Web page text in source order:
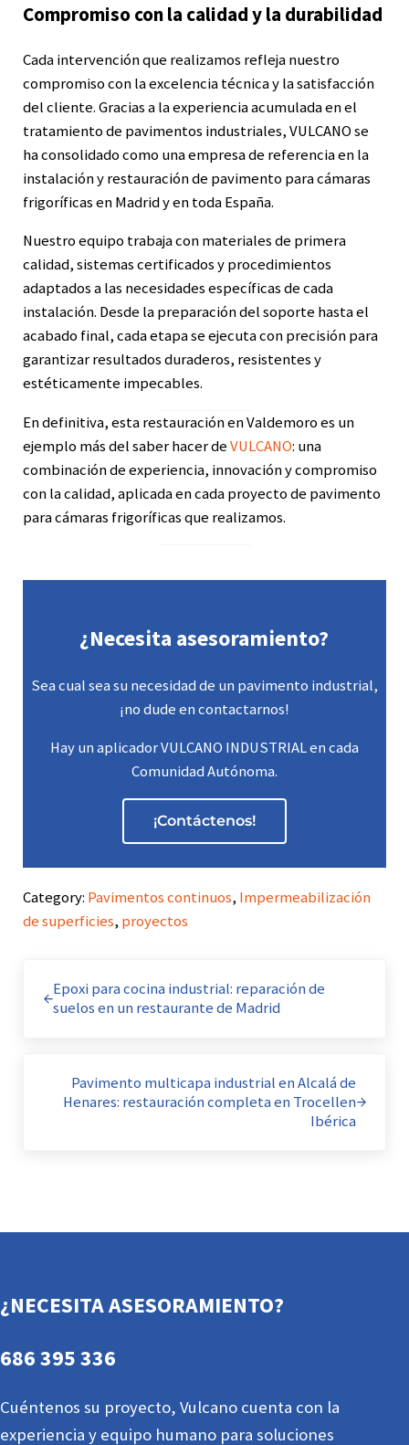
Compromiso con la calidad y la durabilidad
Cada intervención que realizamos refleja nuestro
compromiso con la excelencia técnica y la satisfacción
del cliente. Gracias a la experiencia acumulada en el
tratamiento de pavimentos industriales, VULCANO se
ha consolidado como una empresa de referencia en la
instalación y restauración de pavimento para cámaras
frigoríficas en Madrid y en toda España.
Nuestro equipo trabaja con materiales de primera
calidad, sistemas certificados y procedimientos
adaptados a las necesidades específicas de cada
instalación. Desde la preparación del soporte hasta el
acabado final, cada etapa se ejecuta con precisión para
garantizar resultados duraderos, resistentes y
estéticamente impecables.
En definitiva, esta restauración en Valdemoro es un
ejemplo más del saber hacer deVULCANO: una
combinación de experiencia, innovación y compromiso
con la calidad, aplicada en cada proyecto de pavimento
para cámaras frigoríficas que realizamos.
¿Necesita asesoramiento?
Sea cual sea su necesidad de un pavimento industrial,
¡no dude en contactarnos!
Hay un aplicador VULCANO INDUSTRIAL en cada
Comunidad Autónoma.
¡Contáctenos!
Category: Pavimentos continuos, Impermeabilización
de superficies, proyectos
Epoxi para cocina industrial: reparación de
suelos en un restaurante de Madrid
Pavimento multicapa industrial en Alcalá de
Henares: restauración completa en Trocellen
Ibérica
¿NECESITA ASESORAMIENTO?
686 395 336
Cuéntenos su proyecto, Vulcano cuenta con la
experiencia y equipo humano para soluciones